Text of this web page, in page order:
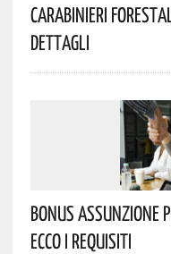
Carabinieri
Dettagli
Bonus Assunzione
Ecco I Requisiti